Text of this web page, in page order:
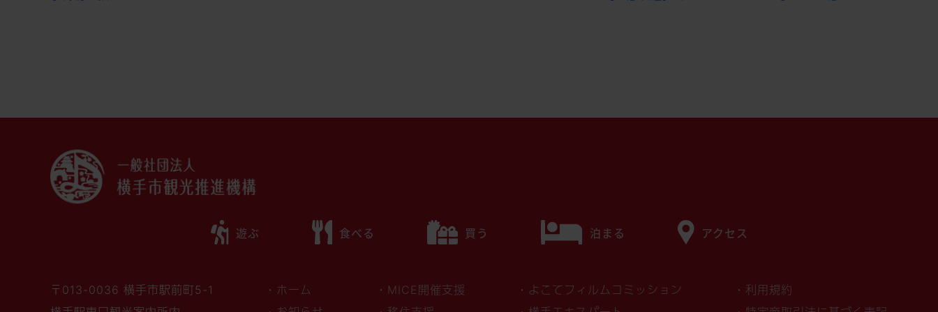
遊ぶ 食べる 買う 泊まる アクセス
〒013-0036 横手市駅前町5-1
・ホーム
・MICE開催支援
・よこてフィルムコミッション
・利用規約